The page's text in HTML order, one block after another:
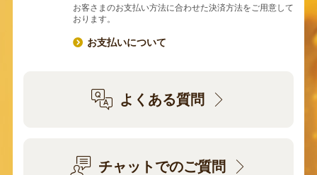
お客さまのお支払い方法に合わせた決済方法をご用意して
おります。
お支払いについて
よくある質問
チャットでのご質問